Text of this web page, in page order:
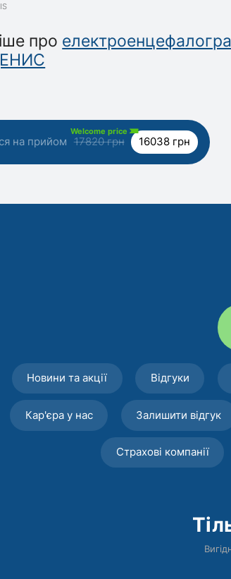
про
на прийом
Welcome price
17820 грн 16038 грн
Новини та акції Відгуки
Кар'єра у нас Залишити відгук
Страхові компанії